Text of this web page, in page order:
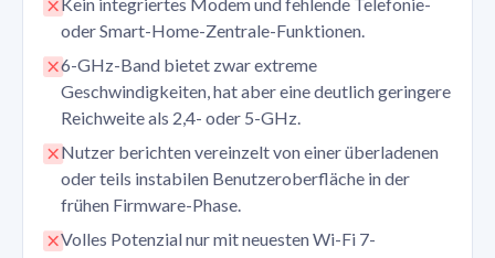
oder Smart-Home-Zentrale-Funktionen.
6-GHz-Band bietet zwar extreme
Geschwindigkeiten, hat aber eine deutlich geringere
Reichweite als 2,4- oder 5-GHz.
Nutzer berichten vereinzelt von einer überladenen
oder teils instabilen Benutzeroberfläche in der
frühen Firmware-Phase.
Volles Potenzial nur mit neuesten Wi-Fi 7-